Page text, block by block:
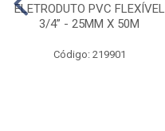
ELETRODUTO PVC FLEXÍVEL
3/4” - 25MM X 50M
Código: 219901